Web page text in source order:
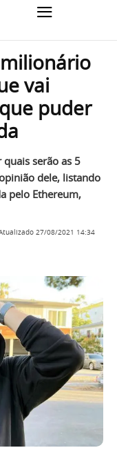
vai
puder
serão as 5
dele, listando
pelo Ethereum,
27/08/2021 14:34